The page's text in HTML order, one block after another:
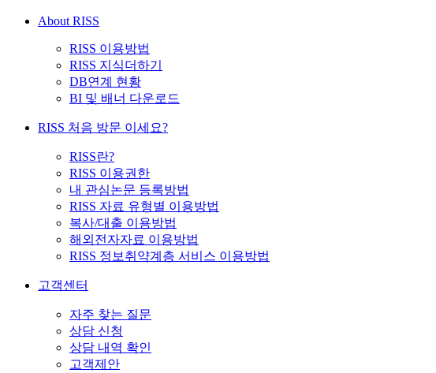
About RISS
RISS 이용방법
RISS 지식더하기
DB연계 현황
BI 및 배너 다운로드
RISS 처음 방문 이세요?
RISS란?
RISS 이용권한
내 관심논문 등록방법
RISS 자료 유형별 이용방법
복사/대출 이용방법
해외전자자료 이용방법
RISS 정보취약계층 서비스 이용방법
고객센터
자주 찾는 질문
상담 신청
상담 내역 확인
고객제안